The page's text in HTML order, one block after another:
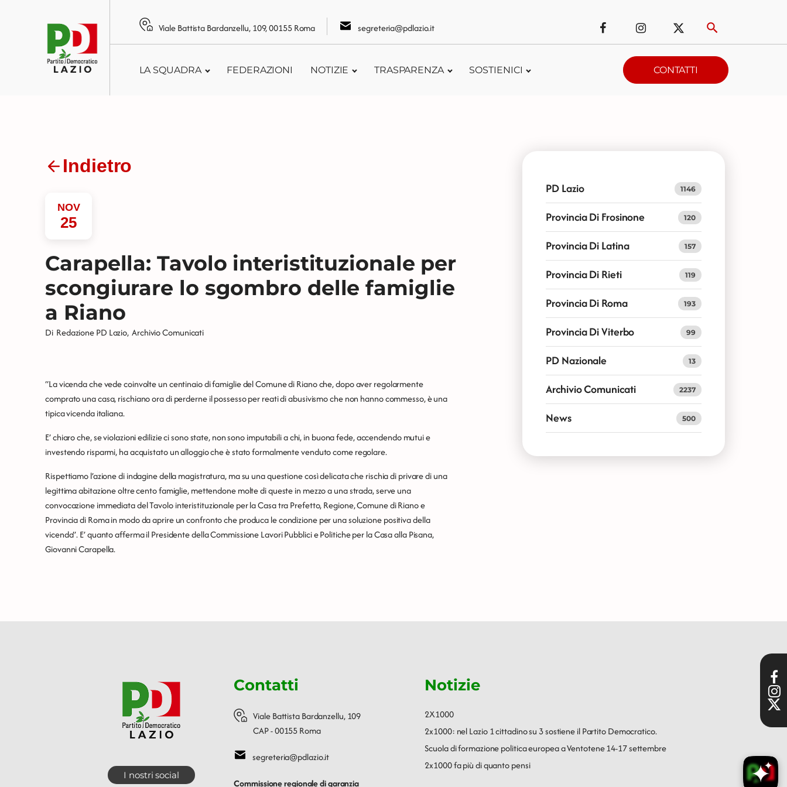
Viale Battista Bardanzellu, 109, 00155 Roma segreteria@pdlazio.it
LA SQUADRA FEDERAZIONI NOTIZIE TRASPARENZA SOSTIENICI CONTATTI
Indietro
NOV
25
Carapella: Tavolo interistituzionale per
scongiurare lo sgombro delle famiglie
a Riano
Di Redazione PD Lazio, Archivio Comunicati
“La vicenda che vede coinvolte un centinaio di famiglie del Comune di Riano che, dopo aver regolarmente
comprato una casa, rischiano ora di perderne il possesso per reati di abusivismo che non hanno commesso, è una
tipica vicenda italiana.
E’ chiaro che, se violazioni edilizie ci sono state, non sono imputabili a chi, in buona fede, accendendo mutui e
investendo risparmi, ha acquistato un alloggio che è stato formalmente venduto come regolare.
Rispettiamo l’azione di indagine della magistratura, ma su una questione così delicata che rischia di privare di una
legittima abitazione oltre cento famiglie, mettendone molte di queste in mezzo a una strada, serve una
convocazione immediata del Tavolo interistituzionale per la Casa tra Prefetto, Regione, Comune di Riano e
Provincia di Roma in modo da aprire un confronto che produca le condizione per una soluzione positiva della
vicenda”. E’ quanto afferma il Presidente della Commissione Lavori Pubblici e Politiche per la Casa alla Pisana,
Giovanni Carapella.
PD Lazio 1146
Provincia Di Frosinone 120
Provincia Di Latina 157
Provincia Di Rieti 119
Provincia Di Roma 193
Provincia Di Viterbo 99
PD Nazionale 13
Archivio Comunicati 2237
News 500
I nostri social
Contatti
Viale Battista Bardanzellu, 109
CAP - 00155 Roma
segreteria@pdlazio.it
Commissione regionale di garanzia
Notizie
2X1000
2x1000: nel Lazio 1 cittadino su 3 sostiene il Partito Democratico.
Scuola di formazione politica europea a Ventotene 14-17 settembre
2x1000 fa più di quanto pensi